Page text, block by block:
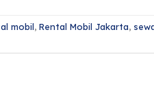
mobil, Rental Mobil Jakarta,